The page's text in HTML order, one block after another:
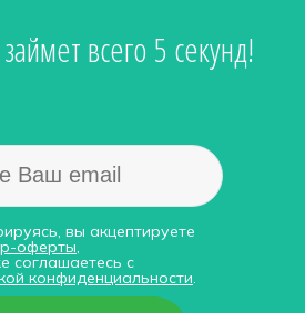
всего 5 секунд!
вы акцептируете
оферты,
соглашаетесь с
конфиденциальности.